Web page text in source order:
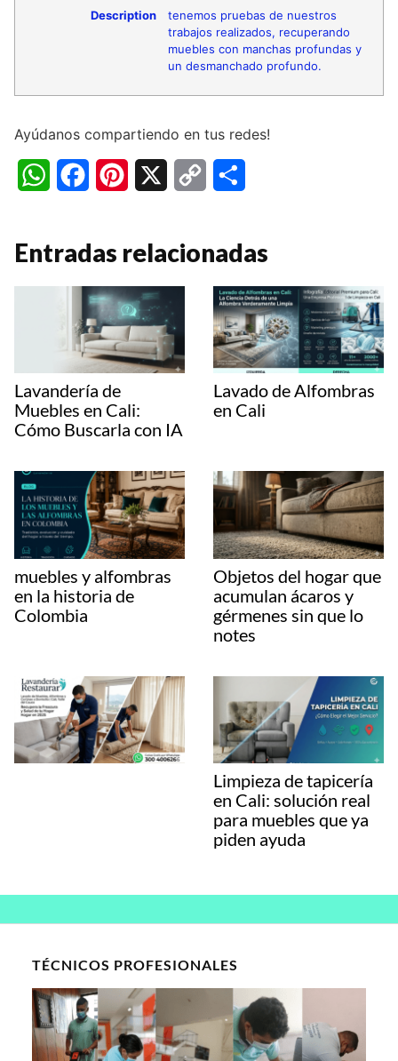
Description
tenemos pruebas de nuestros
trabajos realizados, recuperando
muebles con manchas profundas y
un desmanchado profundo.
Ayúdanos compartiendo en tus redes!
W
p
b
o
o
k
e
r
e
t
n
a
r
t
i
Entradas relacionadas
Lavandería de
Muebles en Cali:
Cómo Buscarla con IA
Lavado de Alfombras
en Cali
muebles y alfombras
en la historia de
Colombia
Objetos del hogar que
acumulan ácaros y
gérmenes sin que lo
notes
Limpieza de tapicería
en Cali: solución real
para muebles que ya
piden ayuda
TÉCNICOS PROFESIONALES